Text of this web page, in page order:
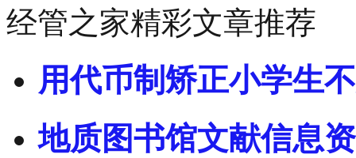
经管之家精彩文章推荐
用代币制矫正小学生
地质图书馆文献信息